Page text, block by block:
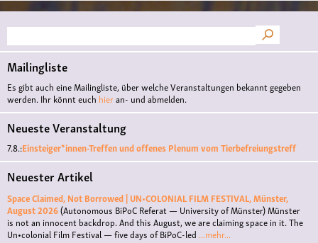
Suche
Mailingliste
Es gibt auch eine Mailingliste, über welche Veranstaltungen bekannt gegeben
werden. Ihr könnt euch hieran- und abmelden.
Neueste Veranstaltung
7.8.:Einsteiger*innen-Treffen und offenes Plenum vom Tierbefreiungstreff
Neuester Artikel
Space Claimed, Not Borrowed | UN•COLONIAL FILM FESTIVAL, Münster,
August 2026(Autonomous BiPoC Referat — University of Münster)Münster
is not an innocent backdrop. And this August, we are claiming space in it. The
Un•colonial Film Festival — five days of BiPoC-led ...mehr...